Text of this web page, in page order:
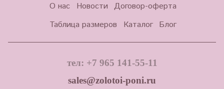
О нас
Новости Договор-оферта
Таблица размеров
Каталог Блог
тел: +7 965 141-55-11
sales@zolotoi-poni.ru